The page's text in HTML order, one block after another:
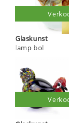
Glaskunst
lamp bol